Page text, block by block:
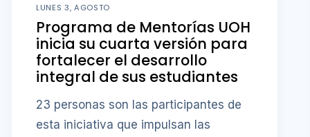
LUNES 3, AGOSTO
Programa de Mentorías UOH
inicia su cuarta versión para
fortalecer el desarrollo
integral de sus estudiantes
23 personas son las participantes de
esta iniciativa que impulsan las